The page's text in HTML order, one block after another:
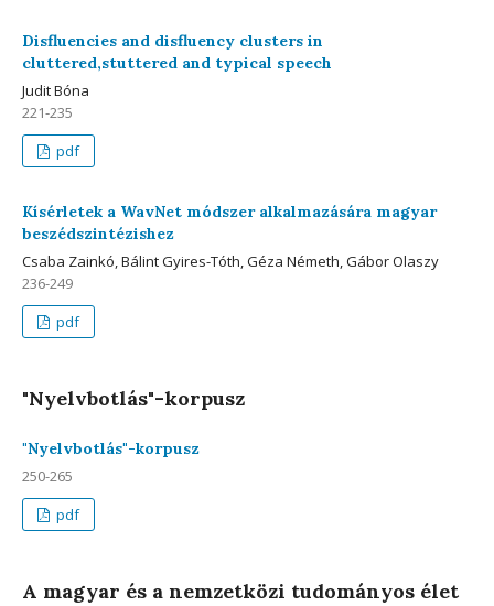
Disfluencies and disfluency clusters in
cluttered,stuttered and typical speech
Judit Bóna
221-235
pdf
Kísérletek a WavNet módszer alkalmazására magyar
beszédszintézishez
Csaba Zainkó, Bálint Gyires-Tóth, Géza Németh, Gábor Olaszy
236-249
pdf
"Nyelvbotlás"-korpusz
"Nyelvbotlás"-korpusz
250-265
pdf
A magyar és a nemzetközi tudományos élet